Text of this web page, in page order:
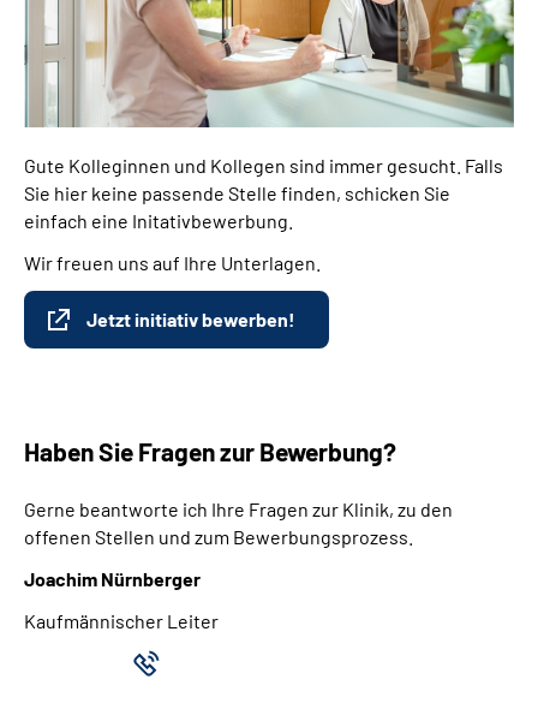
Gute Kolleginnen und Kollegen sind immer gesucht. Falls
Sie hier keine passende Stelle finden, schicken Sie
einfach eine Initativbewerbung.
Wir freuen uns auf Ihre Unterlagen.
Jetzt initiativ bewerben!
Haben Sie Fragen zur Bewerbung?
Gerne beantworte ich Ihre Fragen zur Klinik, zu den
offenen Stellen und zum Bewerbungsprozess.
Joachim Nürnberger
Kaufmännischer Leiter